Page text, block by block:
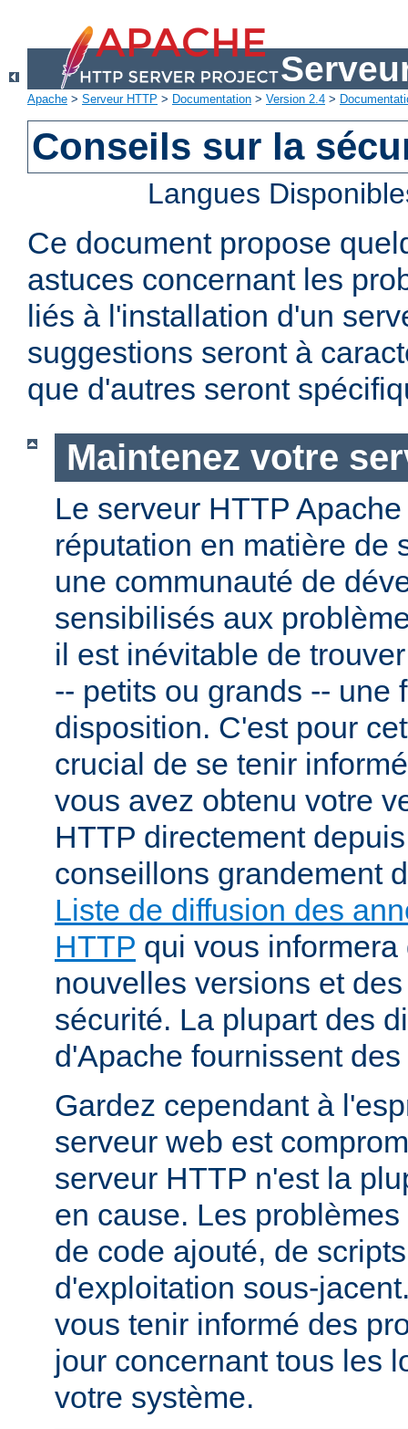
Apache > Serveur HTTP > Documentation > Version 2.4 >
Conseils sur la
Langues
Ce document propose
astuces concernant les
liés à l'installation d'un
suggestions seront à
que d'autres seront
Maintenez votre
Le serveur HTTP
réputation en matière de
une communauté de
sensibilisés aux
il est inévitable de
-- petits ou grands -- une
disposition. C'est pour
crucial de se tenir
vous avez obtenu votre
HTTP directement
conseillons grandement
Liste de diffusion des
HTTP qui vous
nouvelles versions et
sécurité. La plupart des
d'Apache fournissent
Gardez cependant à
serveur web est
serveur HTTP n'est la
en cause. Les
de code ajouté, de
d'exploitation sous-
vous tenir informé des
jour concernant tous les
votre système.